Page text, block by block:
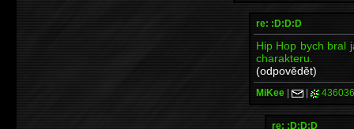
re: :D:D:D
Hip Hop bych bral
charakteru.
(odpovědět)
MiKee | |
re: :D:D:D